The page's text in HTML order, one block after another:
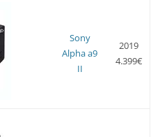
Sony
Alpha a9
II
2019
4.399€